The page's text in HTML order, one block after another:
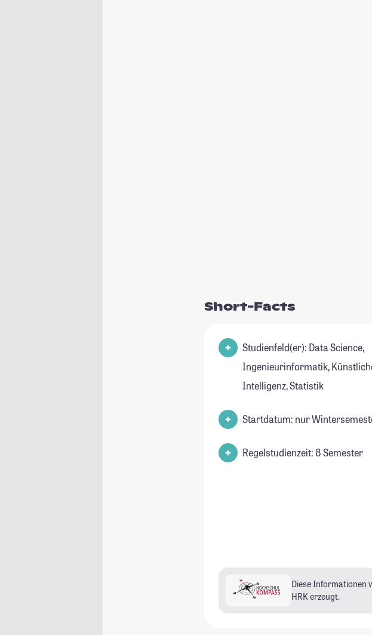
Short-Facts
Studienfeld(er): Data Science,
Ingenieurinformatik,
Intelligenz, Statistik
Startdatum: nur
Regelstudienzeit: 8 Semester
Diese Informationen
HRK erzeugt.